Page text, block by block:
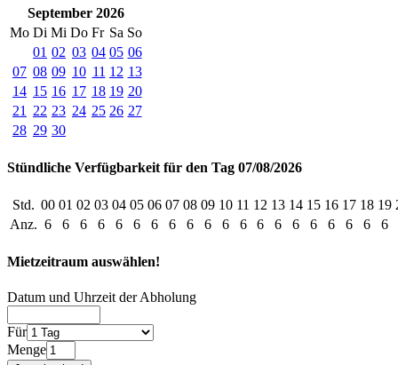
September 2026
Mo Di Mi Do Fr Sa So
01 02 03 04 05 06
07 08 09 10 11 12 13
14 15 16 17 18 19 20
21
22 23 24 25 26 27
28 29 30
Stündliche Verfügbarkeit für den Tag 07/08/2026
Std. 00 01 02 03 04 05 06 07 08 09 10 11 12 13 14 15 16 17 18 19
Anz. 6 6 6 6 6 6 6 6 6 6 6 6 6 6 6 6 6 6 6 6
Mietzeitraum auswählen!
Datum und Uhrzeit der Abholung
Für
Menge